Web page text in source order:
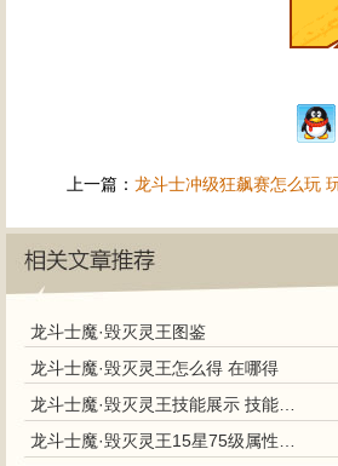
上一篇： 龙斗士冲级狂飙赛怎么玩
龙斗士魔·毁灭灵王图鉴
龙斗士魔·毁灭灵王怎么得 在哪得
龙斗士魔·毁灭灵王技能展示 技能解析
龙斗士魔·毁灭灵王15星75级属性图 守护好不好